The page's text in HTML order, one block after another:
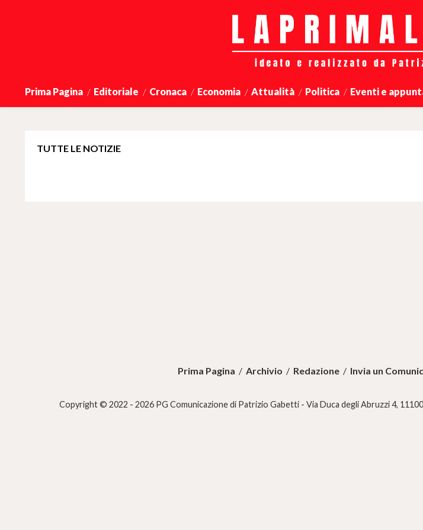
Prima Pagina Editoriale Cronaca Economia Attualità Politica Eventi e
TUTTE LE NOTIZIE
Prima Pagina / Archivio / Redazione/ Invia un
Copyright © 2022 - 2026 PG Comunicazione di Patrizio Gabetti - Via Duca degli Abruzzi 4,